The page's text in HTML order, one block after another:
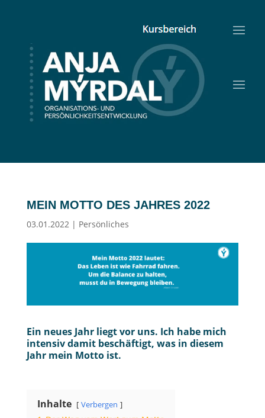
MEIN MOTTO DES JAHRES 2022
03.01.2022| Persönliches
Ein neues Jahr liegt vor uns. Ich habe mich
intensiv damit beschäftigt, was in diesem
Jahr mein Motto ist.
Inhalte Verbergen